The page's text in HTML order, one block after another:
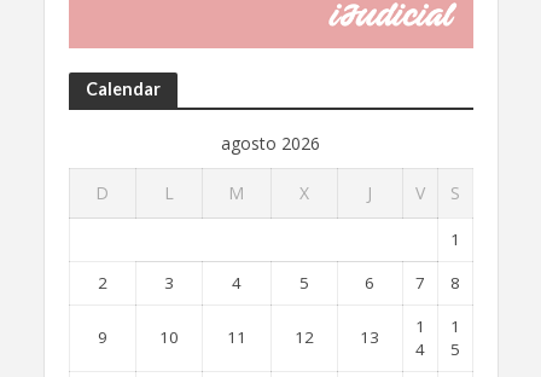
Calendar
agosto 2026
D L M X J V S
1
2
3 4 5 6 7 8
9 10 11 12 13
1
4
1
5